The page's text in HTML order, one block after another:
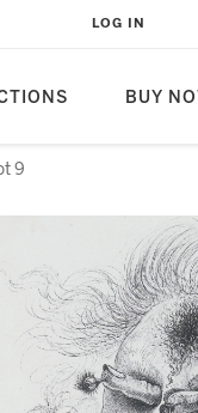
BUY
LOG IN
9